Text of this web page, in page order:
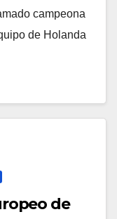
campeona
de Holanda
de